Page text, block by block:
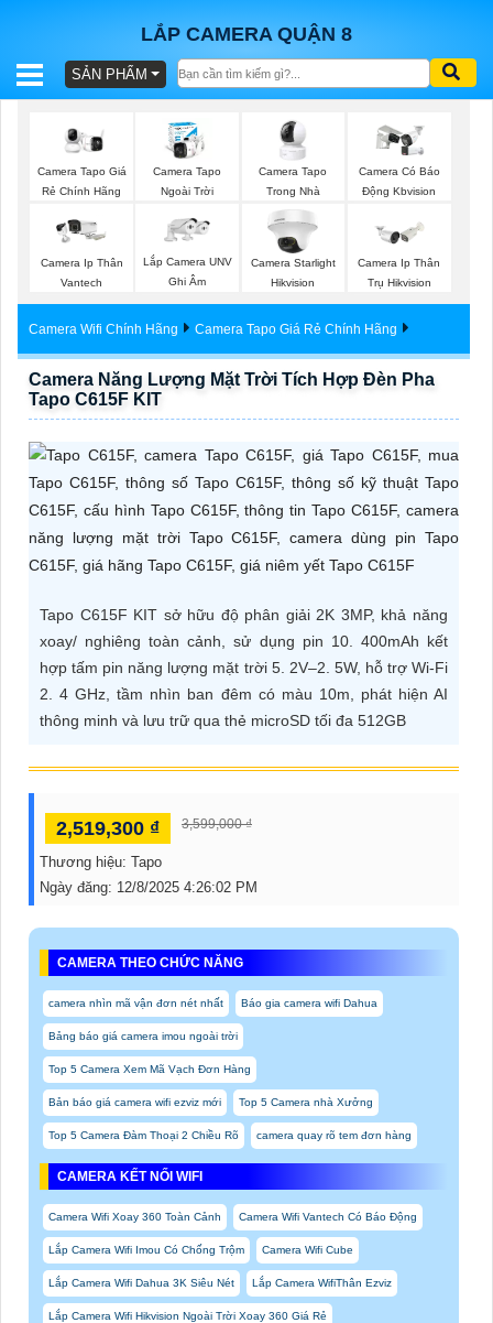
LẮP CAMERA QUẬN 8
BÁO
TRỌN
GÓI
TƯ
VẤN
KIỆN
CAMERA
DỊCH
VỤ
SẢN PHẨM
Camera Tapo Giá
Rẻ Chính Hãng
Camera Tapo
Ngoài Trời
Camera Tapo
Trong Nhà
Camera Có Báo
Động Kbvision
Camera Ip Thân
Vantech
Lắp Camera UNV
Ghi Âm
Camera Starlight
Hikvision
Camera Ip Thân
Trụ Hikvision
Camera Wifi Chính Hãng Camera Tapo Giá Rẻ Chính Hãng
Camera Năng Lượng Mặt Trời Tích Hợp Đèn Pha
Tapo C615F KIT
Tapo C615F KIT sở hữu độ phân giải 2K 3MP, khả năng
xoay/ nghiêng toàn cảnh, sử dụng pin 10. 400mAh kết
hợp tấm pin năng lượng mặt trời 5. 2V–2. 5W, hỗ trợ Wi-Fi
2. 4 GHz, tầm nhìn ban đêm có màu 10m, phát hiện AI
thông minh và lưu trữ qua thẻ microSD tối đa 512GB
2,519,300 ₫ 3,599,000 ₫
Thương hiệu: Tapo
Ngày đăng: 12/8/2025 4:26:02 PM
CAMERA THEO CHỨC NĂNG
camera nhìn mã vận đơn nét nhất Báo gia camera wifi Dahua
Bảng báo giá camera imou ngoài trời
Top 5 Camera Xem Mã Vạch Đơn Hàng
Bản báo giá camera wifi ezviz mới Top 5 Camera nhà Xưởng
Top 5 Camera Đàm Thoại 2 Chiều Rõ camera quay rõ tem đơn hàng
CAMERA KẾT NỐI WIFI
Camera Wifi Xoay 360 Toàn Cảnh Camera Wifi Vantech Có Báo Động
Lắp Camera Wifi Imou Có Chống Trộm Camera Wifi Cube
Lắp Camera Wifi Dahua 3K Siêu Nét Lắp Camera WifiThân Ezviz
Lắp Camera Wifi Hikvision Ngoài Trời Xoay 360 Giá Rẻ